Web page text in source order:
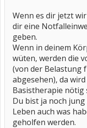
Wenn es dir jetzt
dir eine
geben.
Wenn in deinem
wüten, werden die
(von der Belastung
abgesehen), da
Basistherapie nötig
Du bist ja noch
Leben auch was
geholfen werden.